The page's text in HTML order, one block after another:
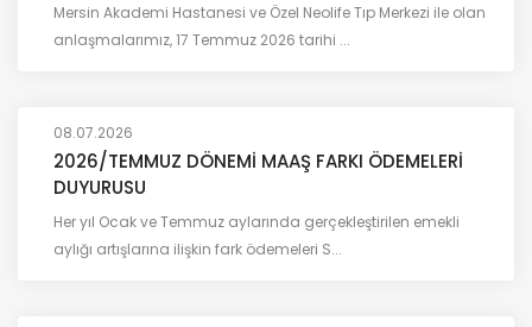
Mersin Akademi Hastanesi ve Özel Neolife Tıp Merkezi ile olan
anlaşmalarımız, 17 Temmuz 2026 tarihi ...
08.07.2026
2026/TEMMUZ DÖNEMİ MAAŞ FARKI ÖDEMELERİ
DUYURUSU
Her yıl Ocak ve Temmuz aylarında gerçekleştirilen emekli
aylığı artışlarına ilişkin fark ödemeleri S...